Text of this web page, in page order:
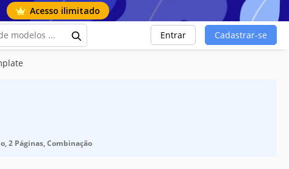
Acesso ilimitado
Entrar Cadastrar-se
2 Páginas, Combinação